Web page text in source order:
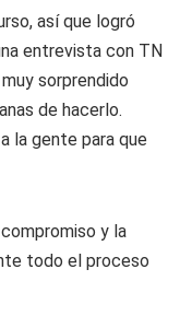
así que logró
entrevista con TN
sorprendido
de hacerlo.
la gente para que
y la
todo el proceso